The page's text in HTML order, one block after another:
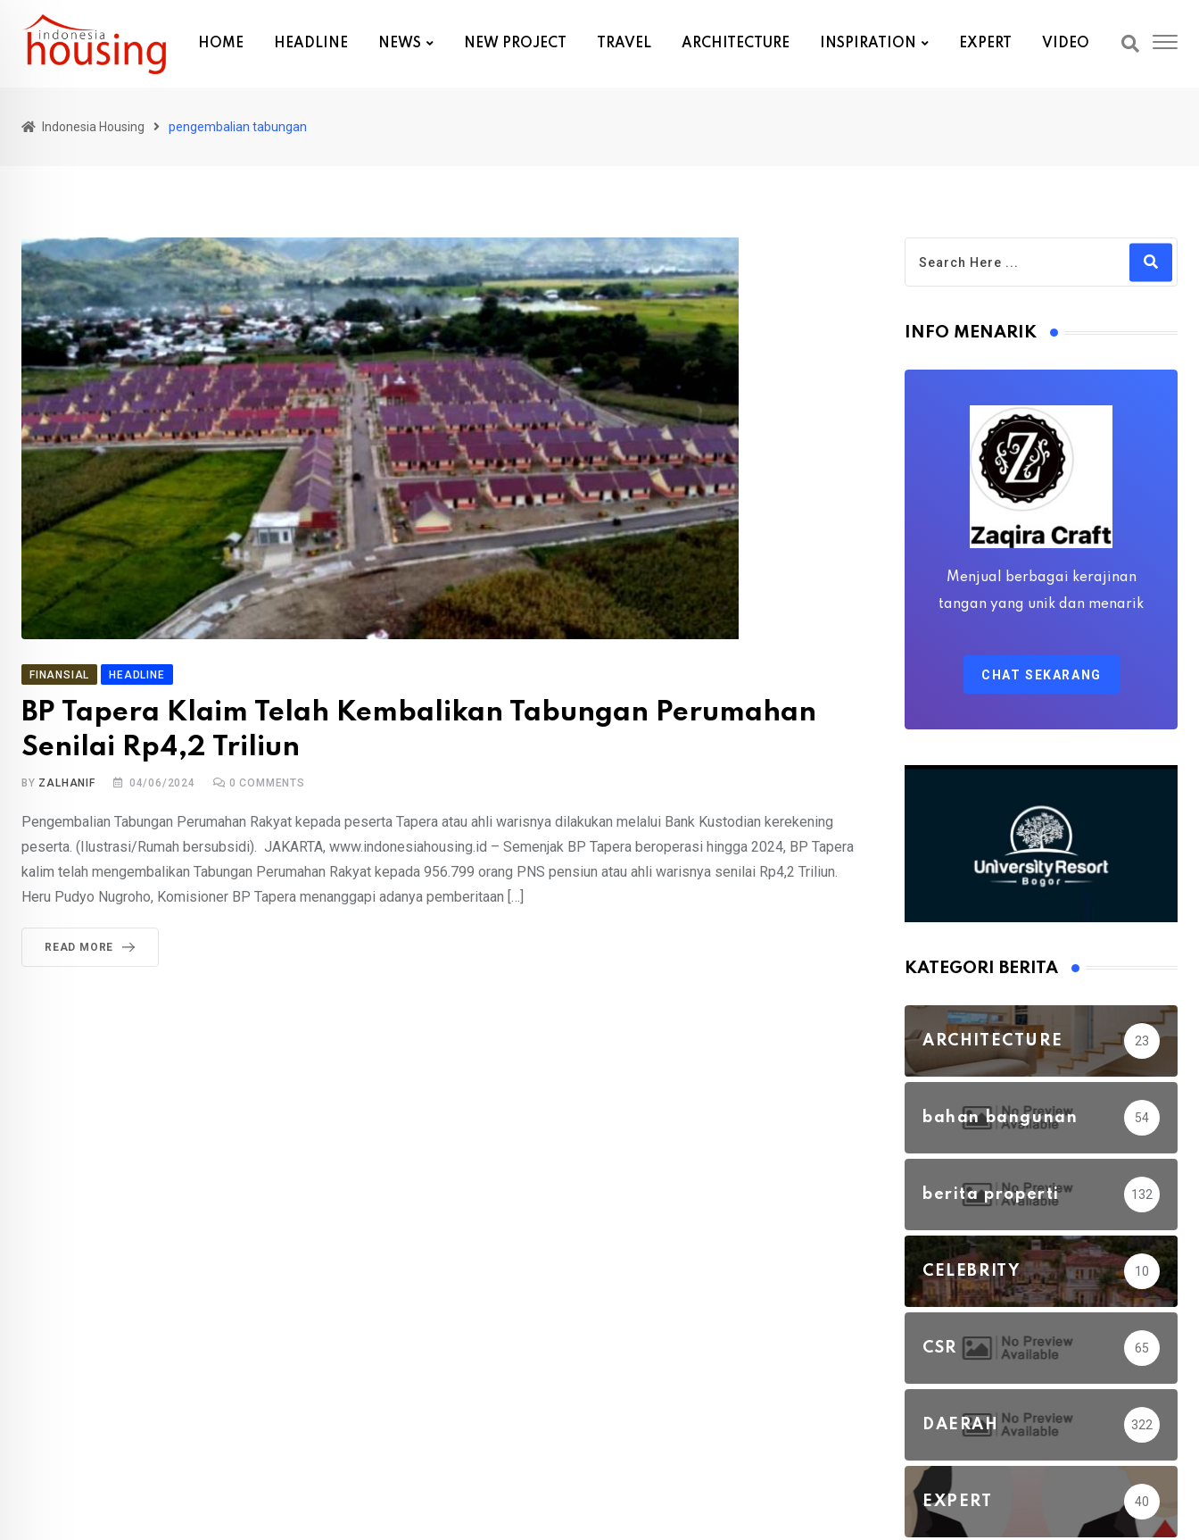
content
HOME HEADLINE NEWS NEW PROJECT TRAVEL ARCHITECTURE INSPIRATION EXPERT VIDEO
Indonesia Housing pengembalian tabungan
FINANSIAL HEADLINE
BP Tapera Klaim Telah Kembalikan Tabungan Perumahan
Senilai Rp4,2 Triliun
BY ZALHANIF 04/06/2024 0 COMMENTS
Pengembalian Tabungan Perumahan Rakyat kepada peserta Tapera atau ahli warisnya dilakukan melalui Bank Kustodian kerekening
peserta. (Ilustrasi/Rumah bersubsidi). JAKARTA, www.indonesiahousing.id – Semenjak BP Tapera beroperasi hingga 2024, BP Tapera
kalim telah mengembalikan Tabungan Perumahan Rakyat kepada 956.799 orang PNS pensiun atau ahli warisnya senilai Rp4,2 Triliun.
Heru Pudyo Nugroho, Komisioner BP Tapera menanggapi adanya pemberitaan […]
READ MORE
INFO MENARIK
Menjual berbagai kerajinan
tangan yang unik dan menarik
CHAT SEKARANG
KATEGORI BERITA
ARCHITECTURE 23
bahan bangunan 54
berita properti 132
CELEBRITY 10
CSR 65
DAERAH 322
EXPERT 40